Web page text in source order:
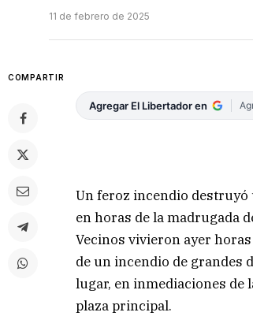
11 de febrero de 2025
COMPARTIR
Agregar El Libertador en
Un feroz incendio destruyó
en horas de la madrugada
Vecinos vivieron ayer
de un incendio de grandes
lugar, en inmediaciones de
plaza principal.